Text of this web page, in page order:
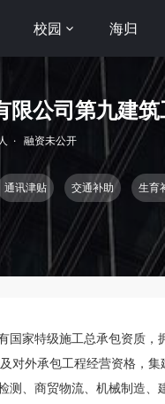
校园 海归
限公司第九建
· 融资未公开
通讯津贴 交通补助 生育
国家特级施工总承包资质
对外承包工程经营资格，
测、商贸物流、机械制造